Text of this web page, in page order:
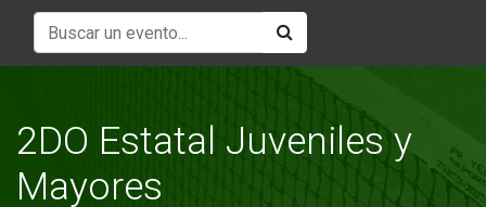
2DO Estatal Juveniles y
Mayores